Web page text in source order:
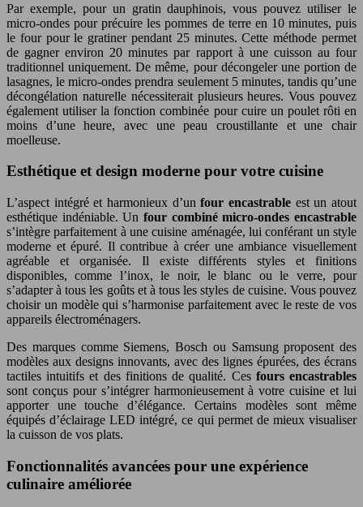
Par exemple, pour un gratin dauphinois, vous pouvez utiliser le
micro-ondes pour précuire les pommes de terre en 10 minutes, puis
le four pour le gratiner pendant 25 minutes. Cette méthode permet
de gagner environ 20 minutes par rapport à une cuisson au four
traditionnel uniquement. De même, pour décongeler une portion de
lasagnes, le micro-ondes prendra seulement 5 minutes, tandis qu’une
décongélation naturelle nécessiterait plusieurs heures. Vous pouvez
également utiliser la fonction combinée pour cuire un poulet rôti en
moins d’une heure, avec une peau croustillante et une chair
moelleuse.
Esthétique et design moderne pour votre cuisine
L’aspect intégré et harmonieux d’unfour encastrable est un atout
esthétique indéniable. Un four combiné micro-ondes encastrable
s’intègre parfaitement à une cuisine aménagée, lui conférant un style
moderne et épuré. Il contribue à créer une ambiance visuellement
agréable et organisée. Il existe différents styles et finitions
disponibles, comme l’inox, le noir, le blanc ou le verre, pour
s’adapter à tous les goûts et à tous les styles de cuisine. Vous pouvez
choisir un modèle qui s’harmonise parfaitement avec le reste de vos
appareils électroménagers.
Des marques comme Siemens, Bosch ou Samsung proposent des
modèles aux designs innovants, avec des lignes épurées, des écrans
tactiles intuitifs et des finitions de qualité. Ces fours encastrables
sont conçus pour s’intégrer harmonieusement à votre cuisine et lui
apporter une touche d’élégance. Certains modèles sont même
équipés d’éclairage LED intégré, ce qui permet de mieux visualiser
la cuisson de vos plats.
Fonctionnalités avancées pour une expérience
culinaire améliorée